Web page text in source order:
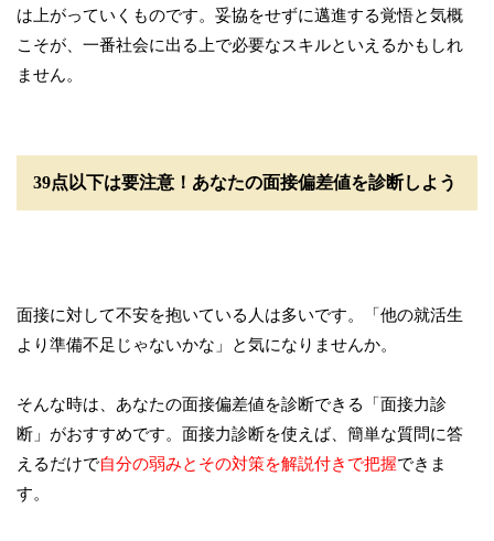
は上がっていくものです。妥協をせずに邁進する覚悟と気概
こそが、一番社会に出る上で必要なスキルといえるかもしれ
ません。
39点以下は要注意！あなたの面接偏差値を診断しよう
面接に対して不安を抱いている人は多いです。「他の就活生
より準備不足じゃないかな」と気になりませんか。
そんな時は、あなたの面接偏差値を診断できる「面接力診
断」がおすすめです。面接力診断を使えば、簡単な質問に答
えるだけで自分の弱みとその対策を解説付きで把握できま
す。